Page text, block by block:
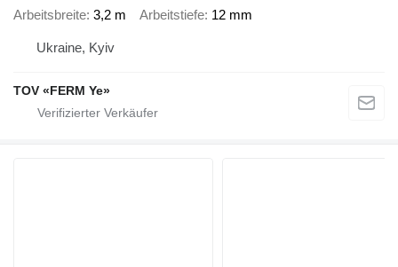
Arbeitsbreite 3,2 m Arbeitstiefe 12 mm
Ukraine, Kyiv
TOV «FERM Ye»